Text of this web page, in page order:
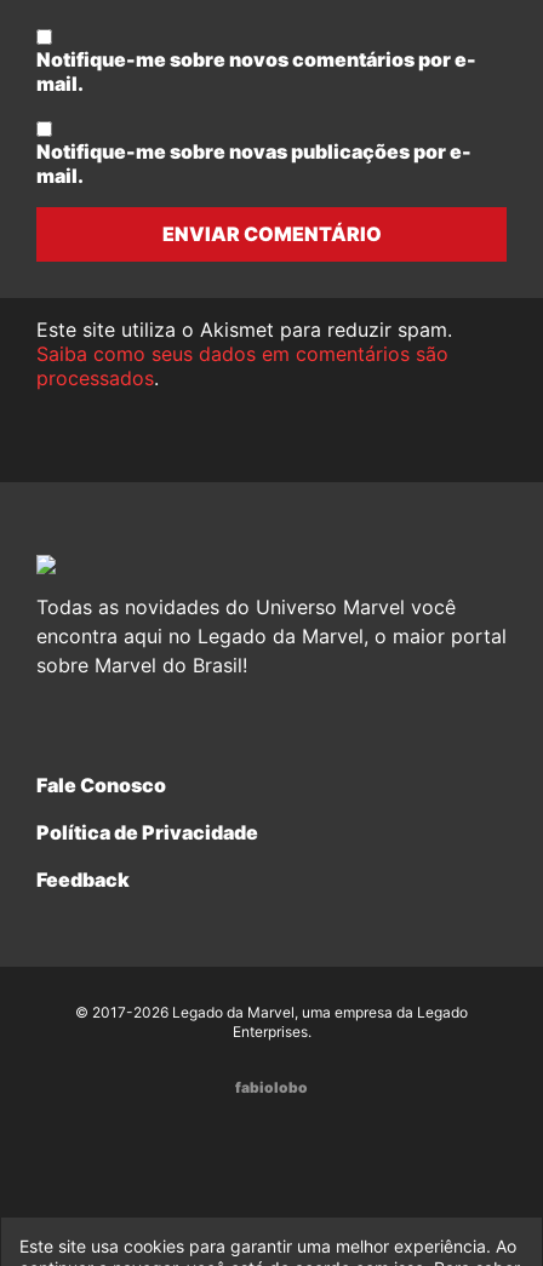
Notifique-me sobre novos comentários por e-
mail.
Notifique-me sobre novas publicações por e-
mail.
ENVIAR COMENTÁRIO
Este site utiliza o Akismet para reduzir spam.
Saiba como seus dados em comentários são
processados.
Todas as novidades do Universo Marvel você
encontra aqui no Legado da Marvel, o maior portal
sobre Marvel do Brasil!
Fale Conosco
Política de Privacidade
Feedback
© 2017-2026 Legado da Marvel, uma empresa da Legado
Enterprises.
fabiolobo
Este site usa cookies para garantir uma melhor experiência. Ao